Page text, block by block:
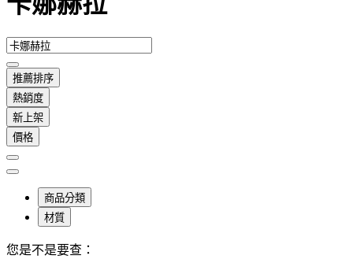
推薦排序
熱銷度
新上架
價格
商品分類
材質
您是不是要查：